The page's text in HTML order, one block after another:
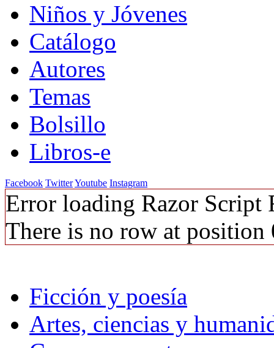
Niños y Jóvenes
Catálogo
Autores
Temas
Bolsillo
Libros-e
Facebook TwitterYoutube Instagram
Error loading Razor Script
There is no row at position
Ficción y poesía
Artes, ciencias y